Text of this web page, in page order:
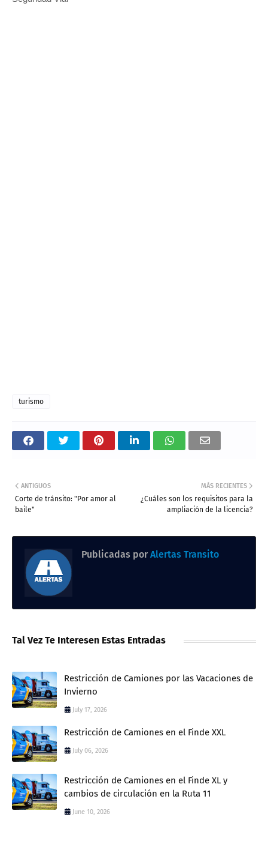
turismo
MÁS RECIENTES
¿Cuáles son los requisitos para la
ampliación de la licencia?
ANTIGUOS
Corte de tránsito: "Por amor al
baile"
Publicadas por Alertas Transito
Tal Vez Te Interesen Estas Entradas
Restricción de Camiones por las Vacaciones de
Invierno
July 17, 2026
Restricción de Camiones en el Finde XXL
July 06, 2026
Restricción de Camiones en el Finde XL y
cambios de circulación en la Ruta 11
June 10, 2026